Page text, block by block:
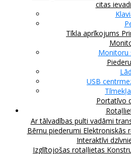
citas
Tīkla aprīkojums
Monitoru
USB
Portatīvo
Ar tālvadības pulti vadāmi
Bērnu piederumi Elektroniskās
Interaktīvi
Izglītojošas rotaļlietas